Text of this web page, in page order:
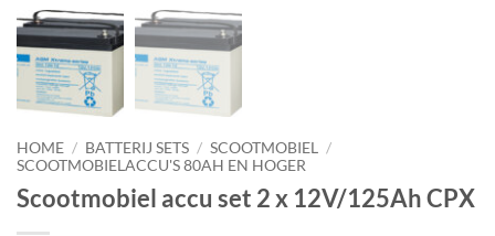
HOME / BATTERIJ SETS / SCOOTMOBIEL
/
SCOOTMOBIELACCU'S 80AH EN HOGER
Scootmobiel accu set 2 x 12V/125Ah CPX